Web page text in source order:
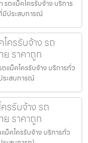
รถแม็คโครรับจ้าง บริการ
มีประสบการณ์
ครรับจ้าง รถ
ย ราคาถูก
ถแม็คโครรับจ้าง บริการทั่ว
ระสบการณ์
รรับจ้าง รถ
ย ราคาถูก
แม็คโครรับจ้าง บริการทั่ว